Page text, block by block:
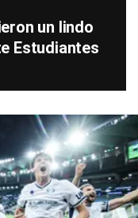
un lindo
Estudiantes